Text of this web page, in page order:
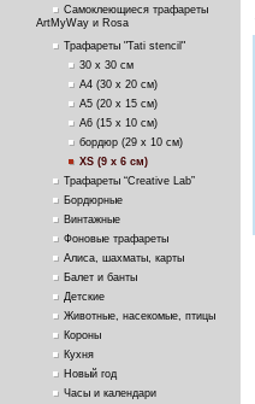
Самоклеющиеся трафареты
ArtMyWay и Rosa
Трафареты "Tati stencil"
30 х 30 см
А4 (30 х 20 см)
А5 (20 х 15 см)
А6 (15 х 10 см)
бордюр (29 х 10 см)
ХS (9 х 6 см)
Трафареты “Creative Lab”
Бордюрные
Винтажные
Фоновые трафареты
Алиса, шахматы, карты
Балет и банты
Детские
Животные, насекомые, птицы
Короны
Кухня
Новый год
Часы и календари